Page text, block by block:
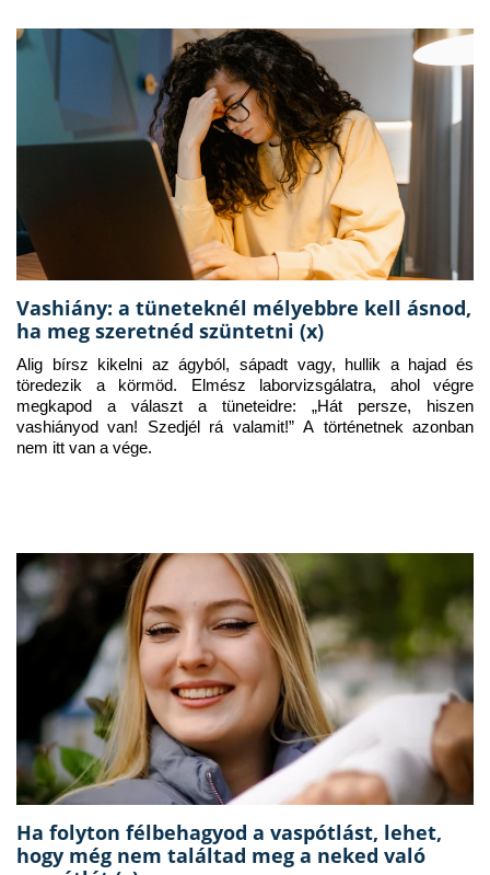
Vashiány: a tüneteknél mélyebbre kell ásnod,
ha meg szeretnéd szüntetni (x)
Alig bírsz kikelni az ágyból, sápadt vagy, hullik a hajad és
töredezik a körmöd. Elmész laborvizsgálatra, ahol végre
megkapod a választ a tüneteidre: „Hát persze, hiszen
vashiányod van! Szedjél rá valamit!” A történetnek azonban
nem itt van a vége.
Ha folyton félbehagyod a vaspótlást, lehet,
hogy még nem találtad meg a neked való